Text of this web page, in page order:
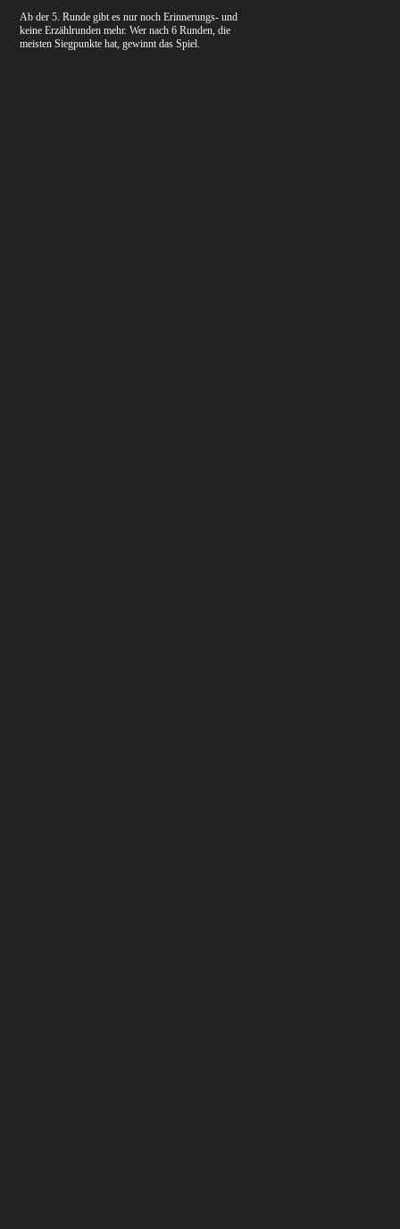
Ab der 5. Runde gibt es nur noch Erinnerungs- und
keine Erzählrunden mehr. Wer nach 6 Runden, die
meisten Siegpunkte hat, gewinnt das Spiel.